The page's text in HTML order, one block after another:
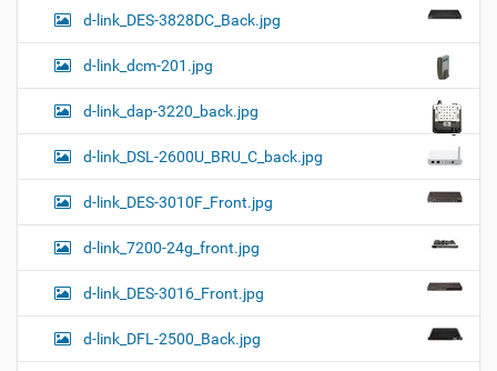
d-link_DES-3828DC_Back.jpg
d-link_dcm-201.jpg
d-link_dap-3220_back.jpg
d-link_DSL-2600U_BRU_C_back.jpg
d-link_DES-3010F_Front.jpg
d-link_7200-24g_front.jpg
d-link_DES-3016_Front.jpg
d-link_DFL-2500_Back.jpg